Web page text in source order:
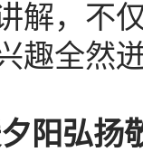
解，不
趣全然
阳弘扬